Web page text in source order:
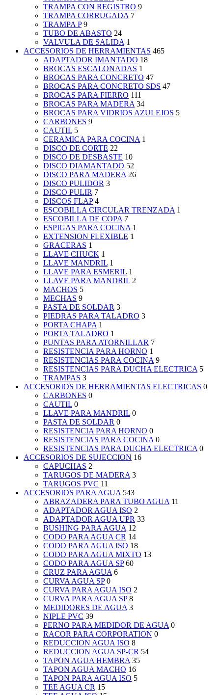
TRAMPA CON REGISTRO 9
TRAMPA CORRUGADA 7
TRAMPA P 9
TUBO DE ABASTO 24
VALVULA DE SALIDA 1
ACCESORIOS DE HERRAMIENTAS 465
ADAPTADOR IMANTADO 18
BROCAS ESCALONADAS 1
BROCAS PARA CONCRETO 47
BROCAS PARA CONCRETO SDS 47
BROCAS PARA FIERRO 111
BROCAS PARA MADERA 34
BROCAS PARA VIDRIOS AZULEJOS 5
CARBONES 9
CAUTIL 5
CERAMICA PARA COCINA 1
DISCO DE CORTE 22
DISCO DE DESBASTE 10
DISCO DIAMANTADO 52
DISCO PARA MADERA 26
DISCO PULIDOR 3
DISCO PULIR 7
DISCOS FLAP 4
ESCOBILLA CIRCULAR TRENZADA 1
ESCOBILLA DE COPA 7
ESPIGAS PARA COCINA 1
EXTENSION FLEXIBLE 1
GRACERAS 1
LLAVE CHUCK 1
LLAVE MANDRIL 1
LLAVE PARA ESMERIL 1
LLAVE PARA MANDRIL 2
MACHOS 5
MECHAS 9
PASTA DE SOLDAR 3
PIEDRAS PARA TALADRO 3
PORTA CHAPA 1
PORTA TALADRO 1
PUNTAS PARA ATORNILLAR 7
RESISTENCIA PARA HORNO 1
RESISTENCIAS PARA COCINA 9
RESISTENCIAS PARA DUCHA ELECTRICA 5
TRAMPAS 3
ACCESORIOS DE HERRAMIENTAS ELECTRICAS 0
CARBONES 0
CAUTIL 0
LLAVE PARA MANDRIL 0
PASTA DE SOLDAR 0
RESISTENCIA PARA HORNO 0
RESISTENCIAS PARA COCINA 0
RESISTENCIAS PARA DUCHA ELECTRICA 0
ACCESORIOS DE SUJECCION 16
CAPUCHAS 2
TARUGOS DE MADERA 3
TARUGOS PVC 11
ACCESORIOS PARA AGUA 543
ABRAZADERA PARA TUBO AGUA 11
ADAPTADOR AGUA ISO 2
ADAPTADOR AGUA UPR 33
BUSHING PARA AGUA 12
CODO PARA AGUA CR 14
CODO PARA AGUA ISO 18
CODO PARA AGUA MIXTO 13
CODO PARA AGUA SP 60
CRUZ PARA AGUA 6
CURVA AGUA SP 0
CURVA PARA AGUA ISO 2
CURVA PARA AGUA SP 8
MEDIDORES DE AGUA 3
NIPLE PVC 39
PERNO PARA MEDIDOR DE AGUA 0
RACOR PARA CORPORATION 0
REDUCCION AGUA ISO 8
REDUCCION AGUA SP-CR 54
TAPON AGUA HEMBRA 35
TAPON AGUA MACHO 16
TAPON PARA AGUA ISO 5
TEE AGUA CR 15